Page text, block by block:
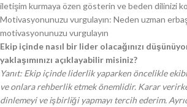
iletişim kurmaya özen gösterin ve beden dilinizi
Motivasyonunuzu vurgulayın: Neden uzman
motivasyonunuzu vurgulayın
Ekip içinde nasıl bir lider olacağınızı
yaklaşımınızı açıklayabilir misiniz?
Yanıt: Ekip içinde liderlik yaparken öncelikle
ve onlara rehberlik etmek önemlidir. Karar
dinlemeyi ve işbirliği yapmayı tercih ederim.